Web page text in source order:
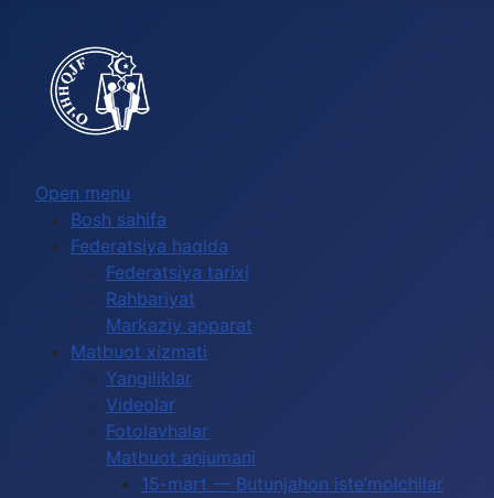
Open menu
Bosh sahifa
Federatsiya haqida
Federatsiya tarixi
Rahbariyat
Markaziy apparat
Matbuot xizmati
Yangiliklar
Videolar
Fotolavhalar
Matbuot anjumani
15-mart — Butunjahon iste’molchilar